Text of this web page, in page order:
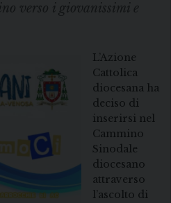
verso i giovanissimi e
L’Azione
Cattolica
diocesana ha
deciso di
inserirsi nel
Cammino
Sinodale
diocesano
attraverso
l’ascolto di